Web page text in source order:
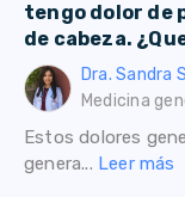
tengo dolor de
de cabeza.
Dra. Sandra
Medicina
Estos dolores
genera... Leer más